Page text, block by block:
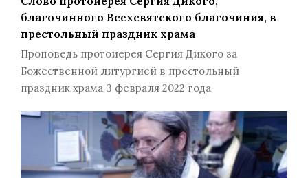
благочинного Всехсвятского благочиния, в
престольный праздник храма
Проповедь протоиерея Сергия Дикого за
Божественной литургией в престольный
праздник храма 3 февраля 2022 года